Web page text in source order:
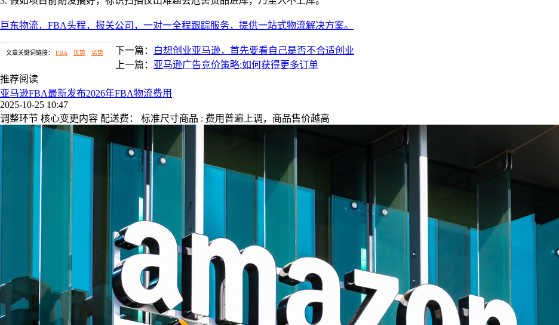
巨东物流，FBA头程，报关公司，一对一全程跟踪服务，提供一站式物流解决方案。
文章关键词链接： FBA 优势 劣势 下一篇：
白想创业亚马逊，首先要看自己是否不合适创业
上一篇： 亚马逊广告竞价策略:如何获得更多订单
推荐阅读
亚马逊FBA最新发布2026年FBA物流费用
2025-10-25 10:47
调整环节 核心变更内容 配送费： 标准尺寸商品 : 费用普遍上调，商品售价越高